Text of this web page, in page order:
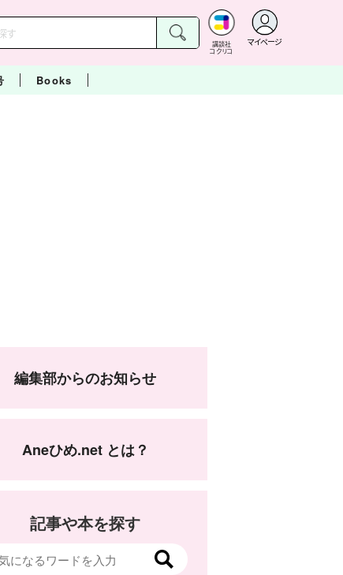
講談社
コクリコ
マイページ
Books
編集部からのお知らせ
Aneひめ.net とは？
記事や本を探す